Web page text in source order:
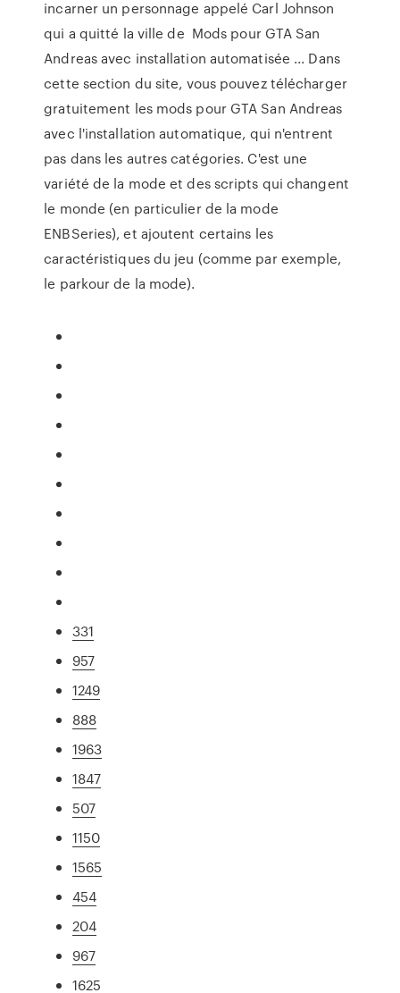
incarner un personnage appelé Carl Johnson
qui a quitté la ville de Mods pour GTA San
Andreas avec installation automatisée ... Dans
cette section du site, vous pouvez télécharger
gratuitement les mods pour GTA San Andreas
avec l'installation automatique, qui n'entrent
pas dans les autres catégories. C'est une
variété de la mode et des scripts qui changent
le monde (en particulier de la mode
ENBSeries), et ajoutent certains les
caractéristiques du jeu (comme par exemple,
le parkour de la mode).
331
957
1249
888
1963
1847
507
1150
1565
454
204
967
1625